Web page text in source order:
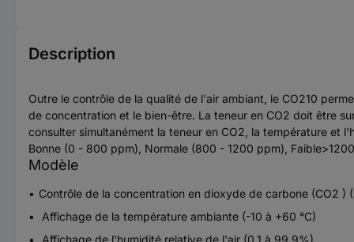
Description
Outre le contrôle de la qualité de l'air ambiant, le CO210
de concentration et le bien-être. La teneur en CO2 doit être
consulter simultanément la teneur en CO2, la température et
Bonne (0 - 800 ppm), Normale (800 - 1200 ppm),
Modèle
Contrôle de la concentration en dioxyde de carbone (CO2 )
Affichage de la température ambiante (-10 à +60 °C)
Affichage de l'humidité relative de l'air (0,1 à 99,9%)